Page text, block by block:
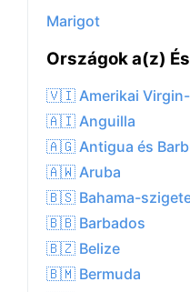
Marigot
Országok a(z)
🇻🇮 Amerikai
🇦🇮 Anguilla
🇦🇬 Antigua és
🇦🇼 Aruba
🇧🇸 Bahama-
🇧🇧 Barbados
🇧🇿 Belize
🇧🇲 Bermuda